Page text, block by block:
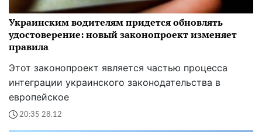
Украинским водителям придется обновлять
удостоверение: новый законопроект изменяет
правила
Этот законопроект является частью процесса
интеграции украинского законодательства в
европейское
20:35 28.12